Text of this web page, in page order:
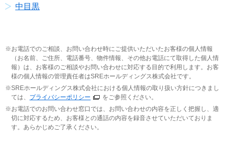
中目黒
お電話でのご相談、お問い合わせ時にご提供いただいたお客様の個人情報
（お名前、ご住所、電話番号、物件情報、その他お電話にて取得した個人情
報）は、お客様のご相談やお問い合わせに対応する目的で利用します。お客
様の個人情報の管理責任者はSREホールディングス株式会社です。
SREホールディングス株式会社における個人情報の取り扱い方針につきまし
ては、 プライバシーポリシー
をご参照ください。
お電話でのお問い合わせ窓口では、お問い合わせの内容を正しく把握し、適
切に対応するため、お客様との通話の内容を録音させていただいておりま
す。あらかじめご了承ください。